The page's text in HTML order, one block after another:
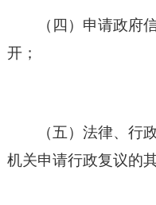
（四）申请政府
开；
（五）法律、行
机关申请行政复议的